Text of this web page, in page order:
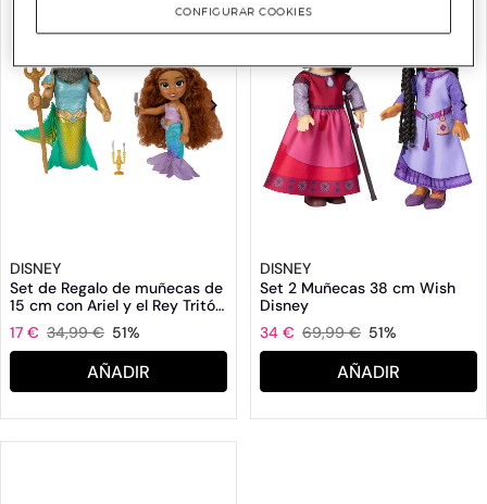
DISNEY
Set de Regalo de muñecas de
15 cm con Ariel y el Rey Tritón
Jakks Pacific
17 € 34,99 € 51%
AÑADIR
DISNEY
Set 2 Muñecas 38 cm Wish
Disney
34 € 69,99 € 51%
AÑADIR
CONFIGURAR COOKIES